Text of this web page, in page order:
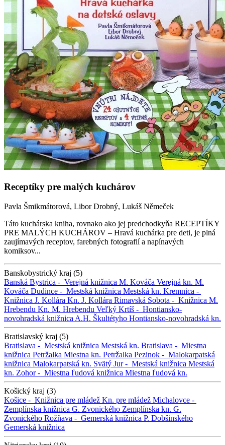
Receptíky pre malých kuchárov
Pavla Šmikmátorová, Libor Drobný, Lukáš Němeček
Táto kuchárska kniha, rovnako ako jej predchodkyňa RECEPTÍKY
PRE MALÝCH KUCHÁROV – Hravá kuchárka pre deti, je plná
zaujímavých receptov, farebných fotografií a napínavých
komiksov...
Banskobystrický kraj (5)
Banská Bystrica - Verejná knižnica M. Kováča Verejná kn. M.
Kováča Dudince - Mestská knižnica Mestská kn. Kremnica -
Knižnica J. Kollára Kn. J. Kollára Rimavská Sobota - Knižnica M.
Hrebendu Kn. M. Hrebendu Veľký Krtíš - Hontiansko-
novohradská knižnica A.H. Škultétyho Hontiansko-novohradská kn.
Bratislavský kraj (5)
Bratislava - Mestská knižnica Mestská kn. Bratislava - Miestna
knižnica Petržalka Miestna kn. Petržalka Pezinok - Malokarpatská
knižnica Malokarpatská kn. Svätý Jur - Mestská knižnica Mestská
kn. Zohor - Miestna ľudová knižnica Miestna ľudová kn.
Košický kraj (3)
Košice - Knižnica pre mládež Kn. pre mládež Michalovce -
Zemplínska knižnica G. Zvonického Zemplínska kn. G.
Zvonického Rožňava - Gemerská knižnica P. Dobšinského
Gemerská knižnica